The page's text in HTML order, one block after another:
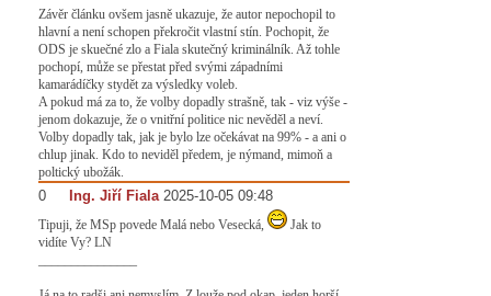
Závěr článku ovšem jasně ukazuje, že autor nepochopil to
hlavní a není schopen překročit vlastní stín. Pochopit, že
ODS je skuečné zlo a Fiala skutečný kriminálník. Až tohle
pochopí, může se přestat před svými západními
kamarádíčky stydět za výsledky voleb.
A pokud má za to, že volby dopadly strašně, tak - viz výše -
jenom dokazuje, že o vnitřní politice nic nevěděl a neví.
Volby dopadly tak, jak je bylo lze očekávat na 99% - a ani o
chlup jinak. Kdo to neviděl předem, je nýmand, mimoň a
poltický ubožák.
0 Ing. Jiří Fiala 2025-10-05 09:48
Tipuji, že MSp povede Malá nebo Vesecká,
Jak to
vidíte Vy? LN